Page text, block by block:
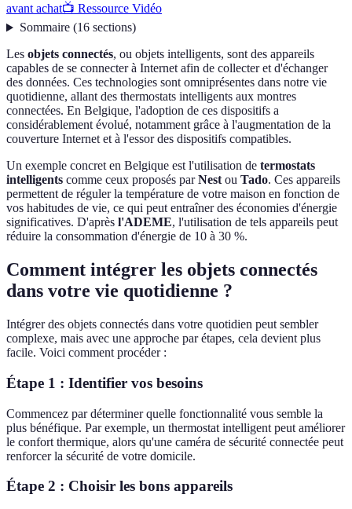
avant achat📺 Ressource Vidéo
Sommaire(16 sections)
Les objets connectés, ou objets intelligents, sont des appareils
capables de se connecter à Internet afin de collecter et d'échanger
des données. Ces technologies sont omniprésentes dans notre vie
quotidienne, allant des thermostats intelligents aux montres
connectées. En Belgique, l'adoption de ces dispositifs a
considérablement évolué, notamment grâce à l'augmentation de la
couverture Internet et à l'essor des dispositifs compatibles.
Un exemple concret en Belgique est l'utilisation de termostats
intelligents comme ceux proposés parNestou Tado. Ces appareils
permettent de réguler la température de votre maison en fonction de
vos habitudes de vie, ce qui peut entraîner des économies d'énergie
significatives. D'après l'ADEME, l'utilisation de tels appareils peut
réduire la consommation d'énergie de 10 à 30 %.
Comment intégrer les objets connectés
dans votre vie quotidienne ?
Intégrer des objets connectés dans votre quotidien peut sembler
complexe, mais avec une approche par étapes, cela devient plus
facile. Voici comment procéder :
Étape 1 : Identifier vos besoins
Commencez par déterminer quelle fonctionnalité vous semble la
plus bénéfique. Par exemple, un thermostat intelligent peut améliorer
le confort thermique, alors qu'une caméra de sécurité connectée peut
renforcer la sécurité de votre domicile.
Étape 2 : Choisir les bons appareils